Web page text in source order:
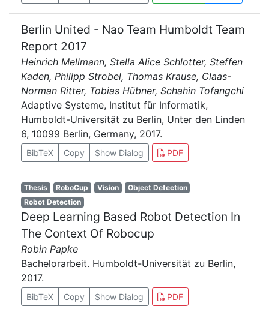
Berlin United - Nao Team Humboldt Team
Report 2017
Heinrich Mellmann, Stella Alice Schlotter, Steffen
Kaden, Philipp Strobel, Thomas Krause, Claas-
Norman Ritter, Tobias Hübner, Schahin Tofangchi
Adaptive Systeme, Institut für Informatik,
Humboldt-Universität zu Berlin, Unter den Linden
6, 10099 Berlin, Germany, 2017.
BibTeX Copy Show Dialog PDF
Thesis RoboCup Vision
Object Detection
Robot Detection
Deep Learning Based Robot Detection In
The Context Of Robocup
Robin Papke
Bachelorarbeit. Humboldt-Universität zu Berlin,
2017.
BibTeX Copy Show Dialog PDF